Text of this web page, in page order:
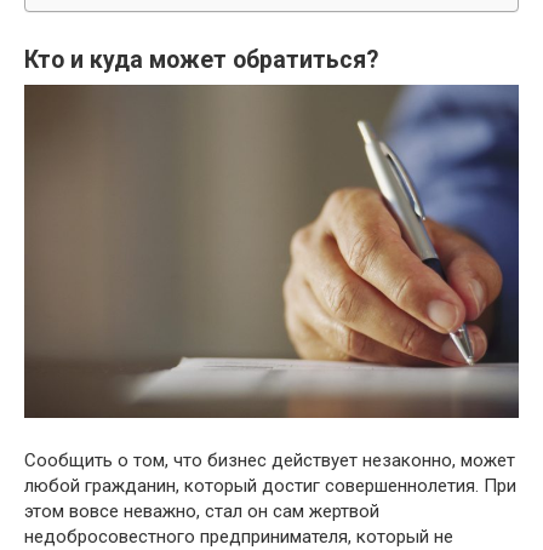
Кто и куда может обратиться?
Сообщить о том, что бизнес действует незаконно, может
любой гражданин, который достиг совершеннолетия. При
этом вовсе неважно, стал он сам жертвой
недобросовестного предпринимателя, который не